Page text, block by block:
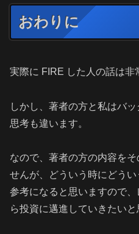
おわりに
実際に FIRE した人の話は非
しかし、著者の方と私はバ
思考も違います。
なので、著者の方の内容を
せんが、どういう時にどう
参考になると思いますので
ら投資に邁進していきたいと